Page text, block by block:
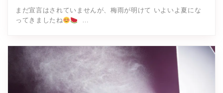
まだ宣言はされていませんが、梅雨が明けて いよいよ夏にな
ってきましたね
…